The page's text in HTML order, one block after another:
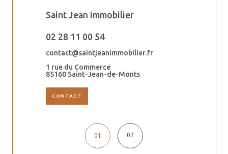
Saint Jean Immobilier
02 28 11 00 54
contact@saintjeanimmobilier.fr
1 rue du Commerce
85160 Saint-Jean-de-Monts
CONTACT
01 02